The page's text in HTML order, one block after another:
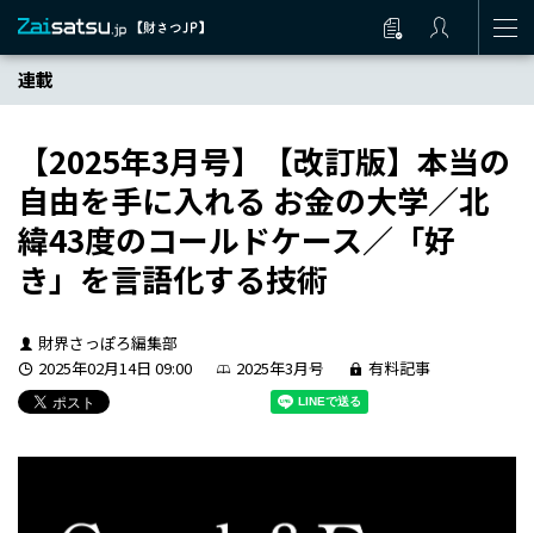
連載
【2025年3月号】【改訂版】本当の
自由を手に入れる お金の大学／北
緯43度のコールドケース／「好
き」を言語化する技術
財界さっぽろ編集部
2025年02月14日 09:00
2025年3月号 有料記事